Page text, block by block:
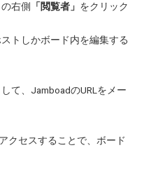
の右側 「閲覧者」 をクリック
しかボード内を編集する
て、JamboadのURLをメー
クセスすることで、ボード